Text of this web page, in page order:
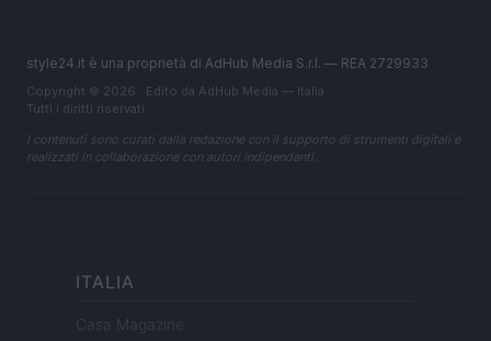
style24.it è una proprietà di AdHub Media S.r.l. — REA 2729933
Copyright © 2026 · Edito da AdHub Media — Italia
Tutti i diritti riservati
I contenuti sono curati dalla redazione con il supporto di strumenti digitali e
realizzati in collaborazione con autori indipendenti.
ITALIA
Casa Magazine